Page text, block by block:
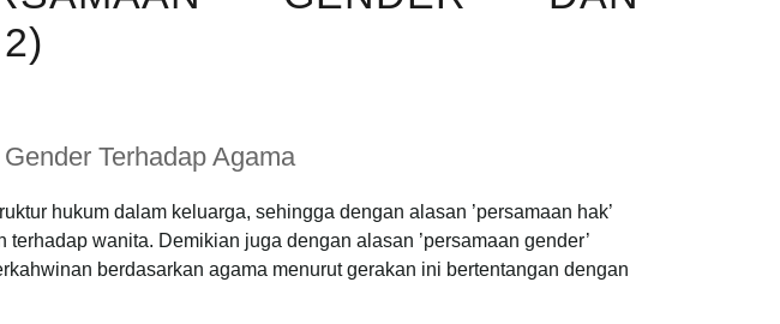
Terhadap Agama
hukum dalam keluarga, sehingga dengan alasan ’persamaan hak’
wanita. Demikian juga dengan alasan ’persamaan gender’
berdasarkan agama menurut gerakan ini bertentangan dengan